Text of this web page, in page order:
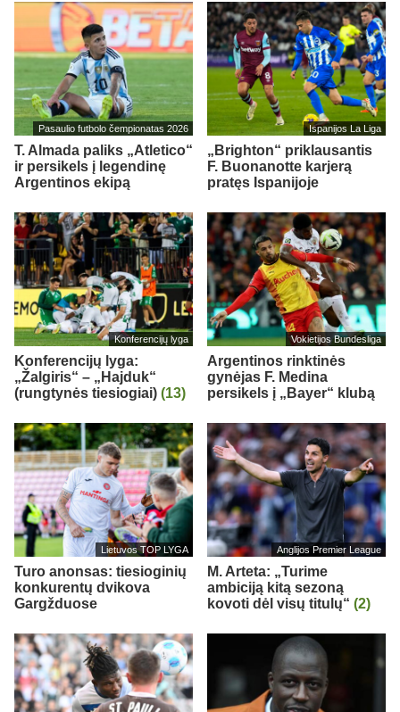
Pasaulio futbolo čempionatas 2026
T. Almada paliks „Atletico“
ir persikels į legendinę
Argentinos ekipą
Ispanijos La Liga
„Brighton“ priklausantis
F. Buonanotte karjerą
pratęs Ispanijoje
Konferencijų lyga
Konferencijų lyga:
„Žalgiris“ – „Hajduk“
(rungtynės tiesiogiai) (13)
Vokietijos Bundesliga
Argentinos rinktinės
gynėjas F. Medina
persikels į „Bayer“ klubą
Lietuvos TOP LYGA
Turo anonsas: tiesioginių
konkurentų dvikova
Gargžduose
Anglijos Premier League
M. Arteta: „Turime
ambiciją kitą sezoną
kovoti dėl visų titulų“ (2)